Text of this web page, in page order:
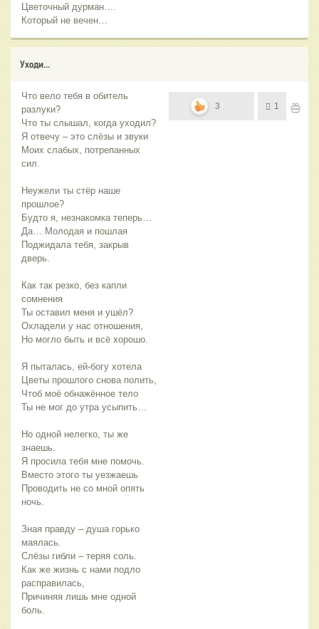
Цветочный дурман….
Который не вечен…
Уходи...
Что вело тебя в обитель
разлуки?
Что ты слышал, когда уходил?
Я отвечу – это слёзы и звуки
Моих слабых, потрепанных
сил.
Неужели ты стёр наше
прошлое?
Будто я, незнакомка теперь…
Да… Молодая и пошлая
Поджидала тебя, закрыв
дверь.
Как так резко, без капли
сомнения
Ты оставил меня и ушёл?
Охладели у нас отношения,
Но могло быть и всё хорошо.
Я пыталась, ей-богу хотела
Цветы прошлого снова полить,
Чтоб моё обнажённое тело
Ты не мог до утра усыпить…
Но одной нелегко, ты же
знаешь.
Я просила тебя мне помочь.
Вместо этого ты уезжаешь
Проводить не со мной опять
ночь.
Зная правду – душа горько
маялась.
Слёзы гибли – теряя соль.
Как же жизнь с нами подло
расправилась,
Причиняя лишь мне одной
боль.
3 1